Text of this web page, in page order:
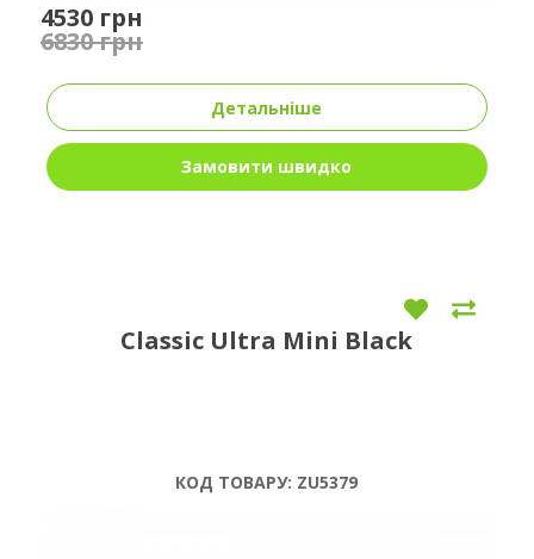
4530 грн
6830 грн
Детальніше
Замовити швидко
Classic Ultra Mini Black
КОД ТОВАРУ: ZU5379